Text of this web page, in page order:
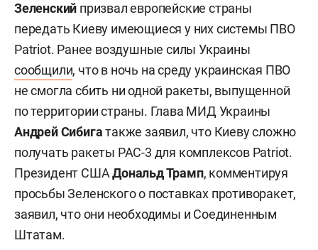
Зеленский призвал европейские страны
передать Киеву имеющиеся у них системы ПВО
Patriot. Ранее воздушные силы Украины
сообщили, что в ночь на среду украинская ПВО
не смогла сбить ни одной ракеты, выпущенной
по территории страны. Глава МИД Украины
Андрей Сибигатакже заявил, что Киеву сложно
получать ракеты PAC-3 для комплексов Patriot.
Президент СШАДональд Трамп, комментируя
просьбы Зеленского о поставках противоракет,
заявил, что они необходимы и Соединенным
Штатам.